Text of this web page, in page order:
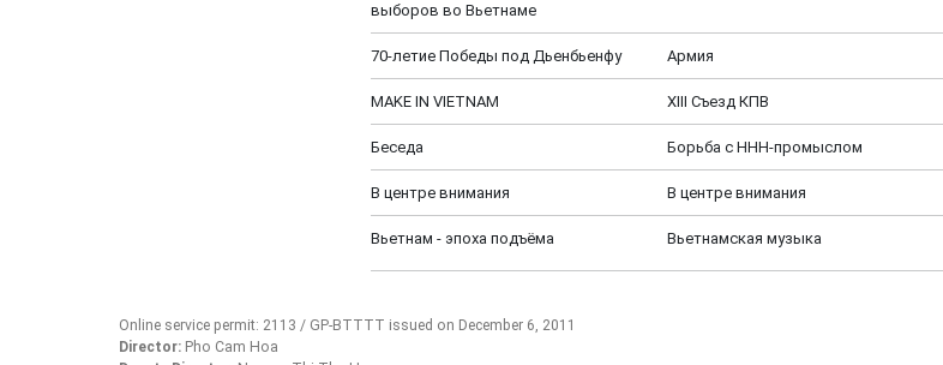
выборов во Вьетнаме
70-летие Победы под Дьенбьенфу Aрмия
MAKE IN VIETNAM XIII Cъезд КПВ
Беседа Борьба с ННН-промыслом
В центре внимания В центре внимания
Вьетнам - эпоха подъёма Вьетнамская музыка
Online service permit: 2113 / GP-BTTTT issued on December 6, 2011
Director: Pho Cam Hoa